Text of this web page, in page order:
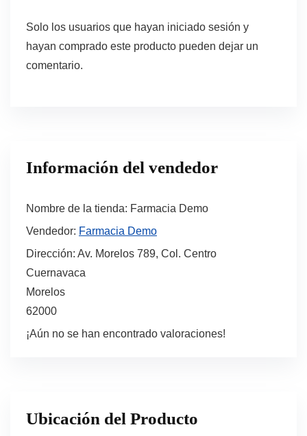
Solo los usuarios que hayan iniciado sesión y
hayan comprado este producto pueden dejar un
comentario.
Información del vendedor
Nombre de la tienda: Farmacia Demo
Vendedor: Farmacia Demo
Dirección: Av. Morelos 789, Col. Centro
Cuernavaca
Morelos
62000
¡Aún no se han encontrado valoraciones!
Ubicación del Producto